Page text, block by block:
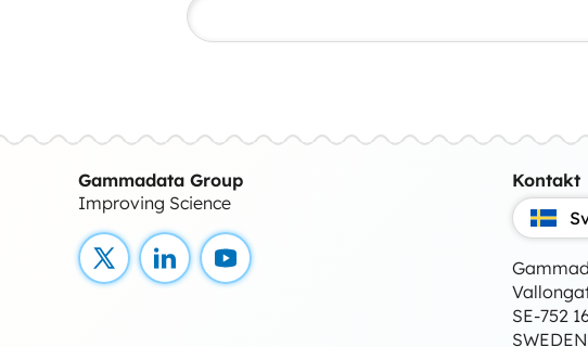
Gammadata Group
Improving Science
X LinkedInYouTube
Kontakt
SE-752
SWEDEN